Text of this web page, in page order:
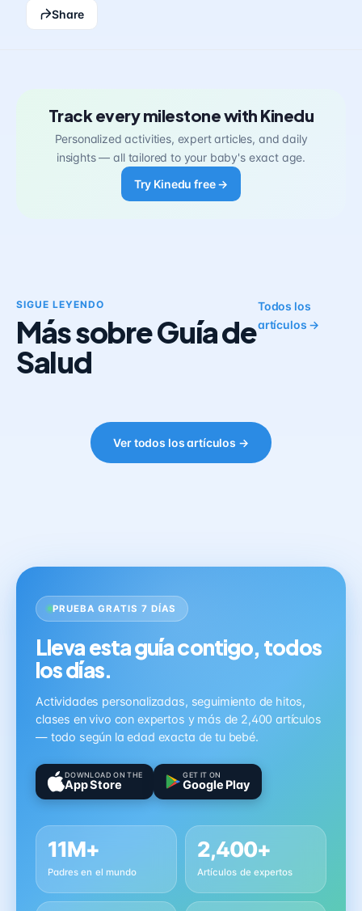
Share
Track every milestone with Kinedu
Personalized activities, expert articles, and daily
insights — all tailored to your baby's exact age.
Try Kinedu free →
SIGUE LEYENDO
Más sobre Guía de
Salud
Todos los
artículos →
Ver todos los artículos →
PRUEBA GRATIS 7 DÍAS
Lleva esta guía contigo, todos
los días.
Actividades personalizadas, seguimiento de hitos,
clases en vivo con expertos y más de 2,400 artículos
— todo según la edad exacta de tu bebé.
DOWNLOAD ON THE
App Store
GET IT ON
Google Play
11M+
Padres en el mundo
2,400+
Artículos de expertos